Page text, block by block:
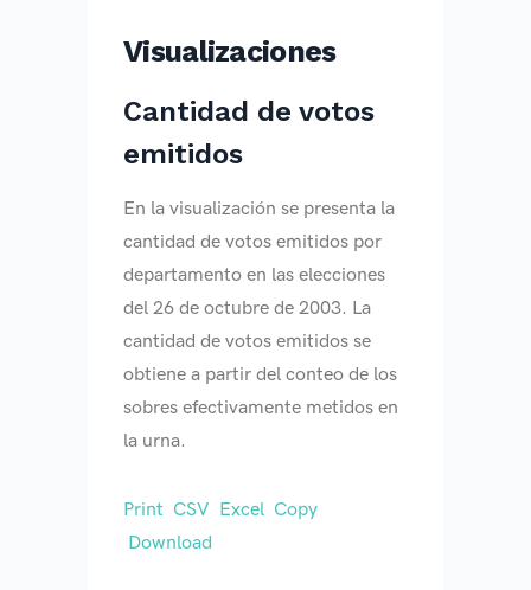
Visualizaciones
Cantidad de votos
emitidos
En la visualización se presenta la
cantidad de votos emitidos por
departamento en las elecciones
del 26 de octubre de 2003. La
cantidad de votos emitidos se
obtiene a partir del conteo de los
sobres efectivamente metidos en
la urna.
Print CSV Excel Copy
Download